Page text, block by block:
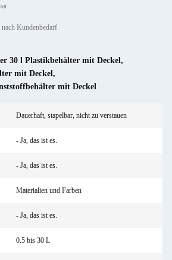
Kundenbedarf
30 l Plastikbehälter mit Deckel,
mit Deckel,
mit Deckel
Dauerhaft, stapelbar, nicht zu verstauen
- Ja, das ist es.
- Ja, das ist es.
Materialien und Farben
- Ja, das ist es.
0.5 bis 30 L